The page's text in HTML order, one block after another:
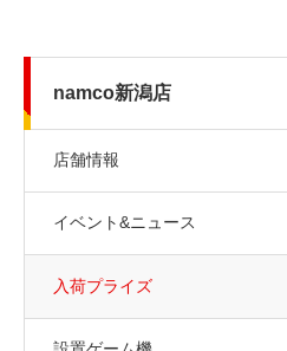
namco新潟店
店舗情報
イベント&ニュース
入荷プライズ